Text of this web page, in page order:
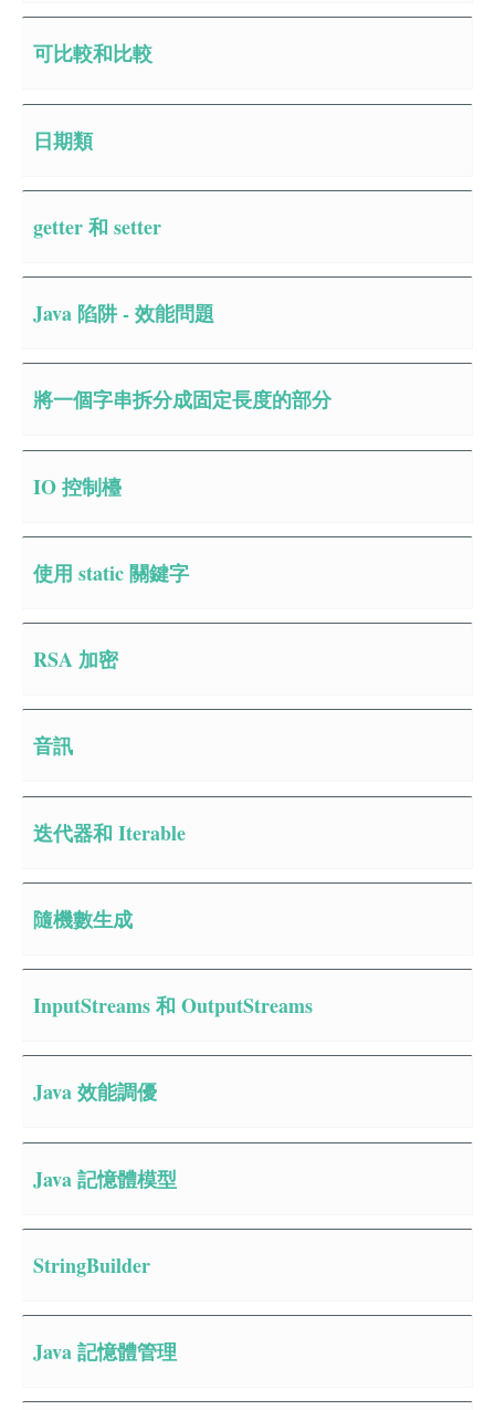
可比較和比較
日期類
getter 和 setter
Java 陷阱 - 效能問題
將一個字串拆分成固定長度的部分
IO 控制檯
使用 static 關鍵字
RSA 加密
音訊
迭代器和 Iterable
隨機數生成
InputStreams 和 OutputStreams
Java 效能調優
Java 記憶體模型
StringBuilder
Java 記憶體管理